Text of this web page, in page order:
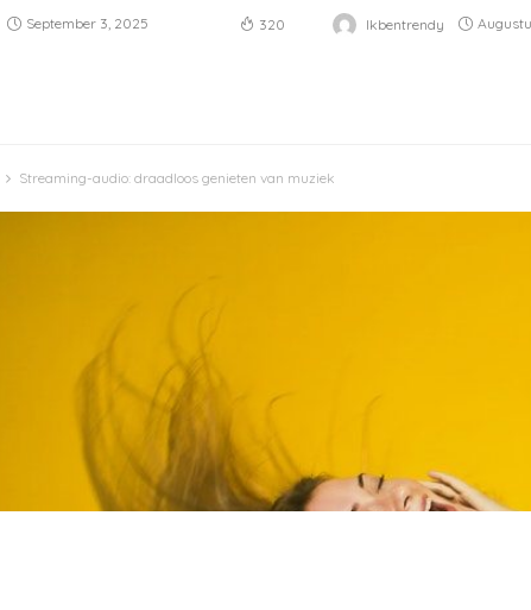
September 3, 2025 320 Ikbentrendy
Streaming-audio: draadloos genieten van muziek